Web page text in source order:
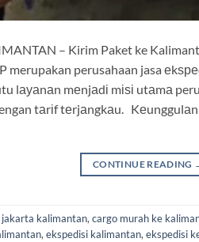
– Kirim Paket ke
perusahaan jasa
lауаnаn mеnjаdі mіѕі utаmа
tаrіf tеrjаngkаu.
CONTINUE READING
jakarta kalimantan, cargo murah ke
, ekspedisi kalimantan, ekspedisi